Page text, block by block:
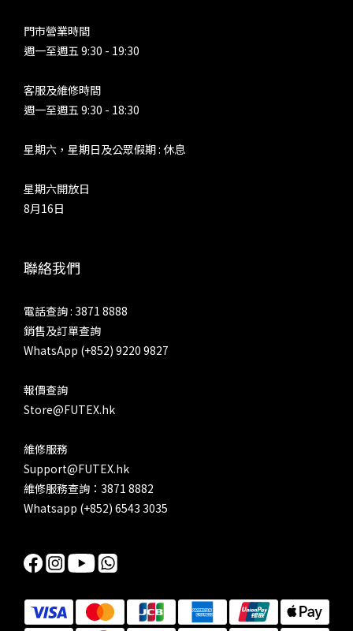
門市營業時間
週一至週五 9:30 - 19:30
客服及維修時間
週一至週五 9:30 - 18:30
星期六，星期日及公眾假期 : 休息
星期六開放日
8月16日
聯絡我們
電話查詢 : 3871 8888
銷售及訂單查詢
WhatsApp (+852) 9220 9827
報價查詢
Store@FUTEX.hk
維修服務
Support@FUTEX.hk
維修服務查詢：3871 8882
Whatsapp (+852) 6543 3035